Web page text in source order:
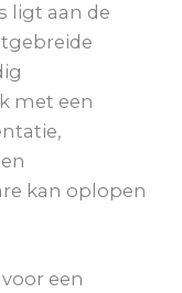
ligt aan de
met een
kan oplopen
een